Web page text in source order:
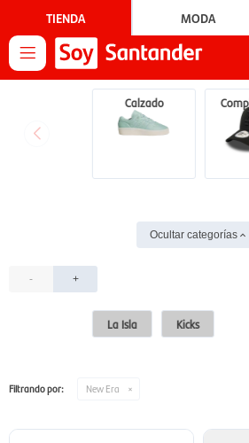
TIENDA MODA

Calzado
Ocultar categorías
- +
La Isla Kicks
Filtrando por: New Era